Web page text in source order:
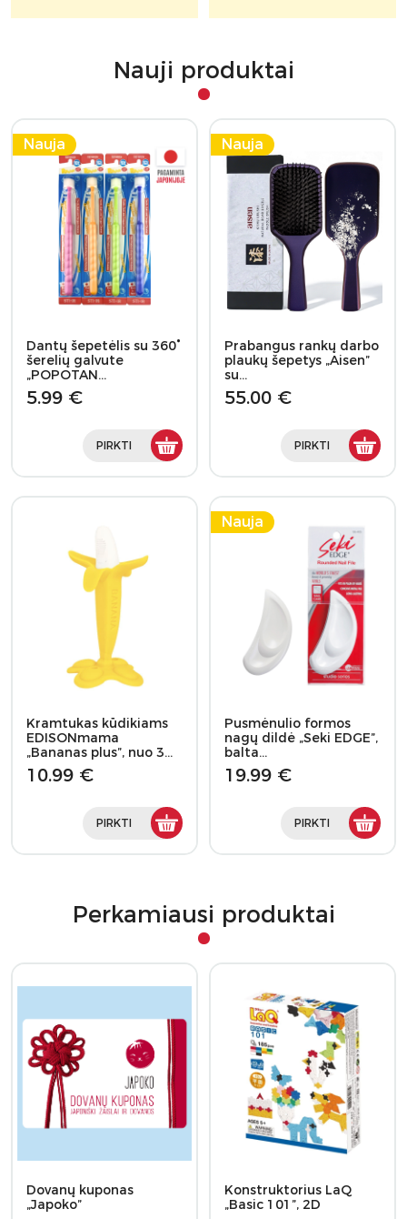
Nauji produktai
Nauja
Dantų šepetėlis su 360°
šerelių galvute
„POPOTAN…
5.99 €
PIRKTI
Nauja
Prabangus rankų darbo
plaukų šepetys „Aisen”
su…
55.00 €
PIRKTI
Kramtukas kūdikiams
EDISONmama
„Bananas plus”, nuo 3…
10.99 €
PIRKTI
Nauja
Pusmėnulio formos
nagų dildė „Seki EDGE”,
balta…
19.99 €
PIRKTI
Perkamiausi produktai
Dovanų kuponas
„Japoko”
Konstruktorius LaQ
„Basic 101”, 2D